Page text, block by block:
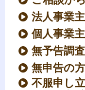
法人事業
個人事業
無予告調
無申告の
不服申し